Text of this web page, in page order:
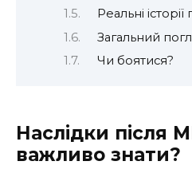
Реальні історії
Загальний
Чи боятися?
Наслідки після
важливо знати?